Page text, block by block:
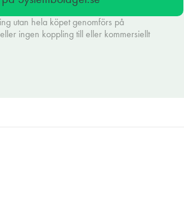
utan hela köpet genomförs på
ingen koppling till eller kommersiellt